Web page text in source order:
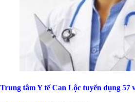
Trung tâm Y tế Can Lộc tuyển dụng 57